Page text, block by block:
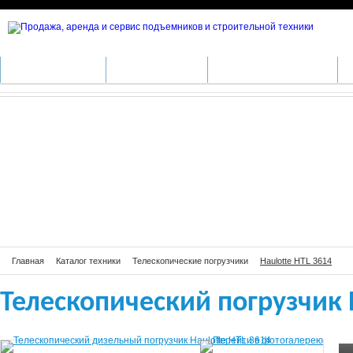
Телескопический погрузчик HTL
Главная Каталог техники Телескопические погрузчики Haulotte HTL 3614
Телескопический погрузчик